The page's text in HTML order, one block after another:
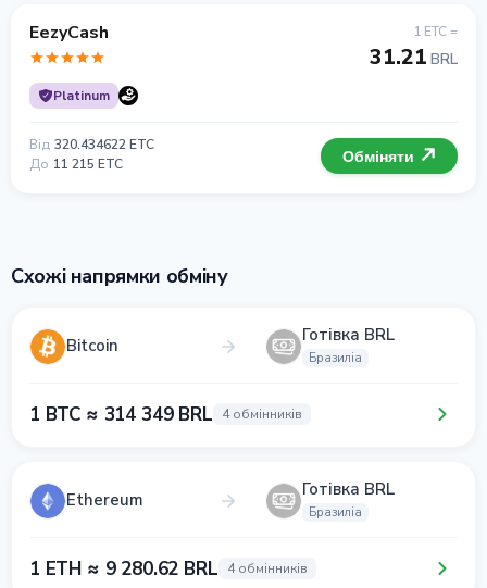
EezyCash
Platinum
1 ETC =
31.21 BRL
Від 320.434622 ETC
До 11 215 ETC Обміняти
Схожі напрямки обміну
Bitcoin Готівка BRL
Бразиліа
1 BTC ≈ 314 349 BRL 4 обмінників
Ethereum Готівка BRL
Бразиліа
1 ETH ≈ 9 280.62 BRL 4 обмінників